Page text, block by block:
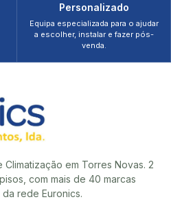
Personalizado
Equipa especializada para o ajudar
a escolher, instalar e fazer pós-
venda.
em Torres Novas. 2
com mais de 40 marcas
rede Euronics.